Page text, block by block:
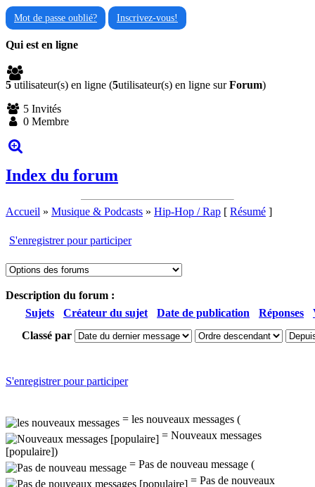
Mot de passe oublié? Inscrivez-vous!
Qui est en ligne
5 utilisateur(s) en ligne (5utilisateur(s) en ligne surForum)
5 Invités
0 Membre
Index du forum
Accueil » Musique & Podcasts » Hip-Hop / Rap [ Résumé ]
S'enregistrer pour participer
Description du forum :
Sujets
Créateur du sujet Date de publication Réponses
Classé par
S'enregistrer pour participer
= les nouveaux messages (
= Nouveaux messages
[populaire])
= Pas de nouveau message (
= Pas de nouveaux